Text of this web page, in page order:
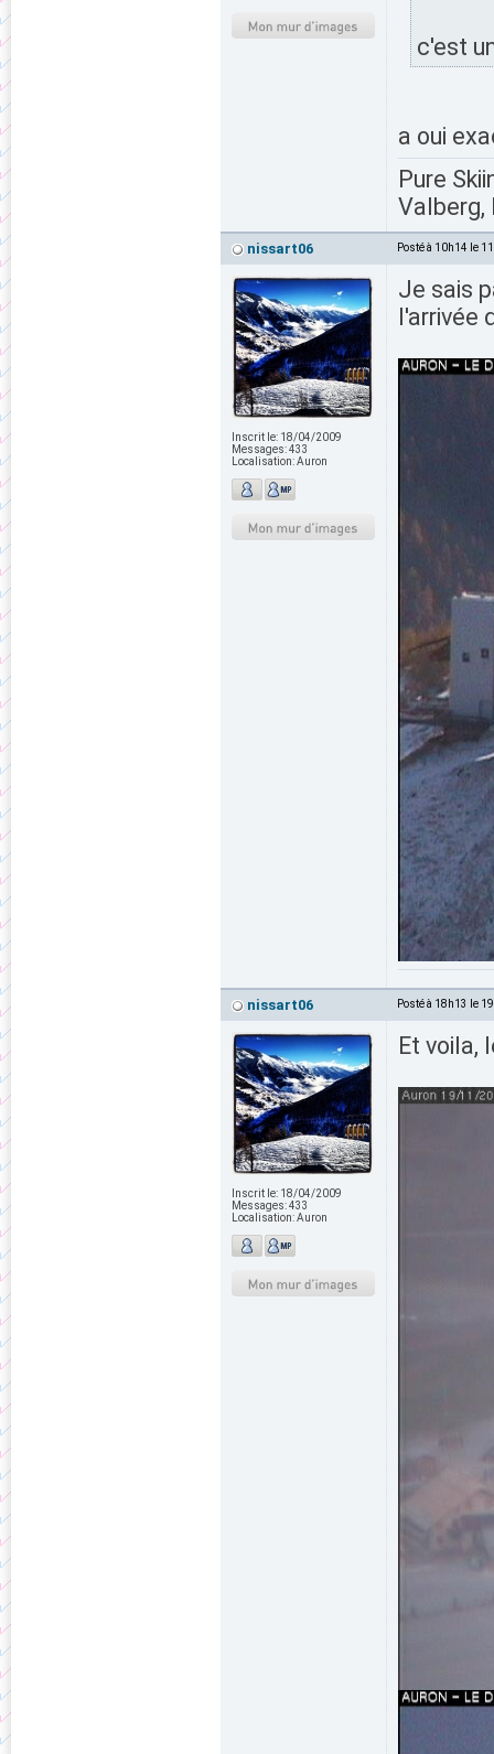
c'est
a oui
Pure
Valberg,
nissart06 Posté à 10h14 le
Inscrit le: 18/04/2009
Messages:433
Localisation:Auron
Je sais
l'arrivée
nissart06 Posté à 18h13 le
Inscrit le: 18/04/2009
Messages:433
Localisation:Auron
Et voila,